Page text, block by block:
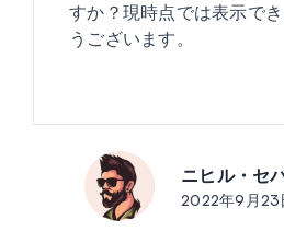
すか？現時点では表示で
うございます。
ニヒル・セ
2022年9月23